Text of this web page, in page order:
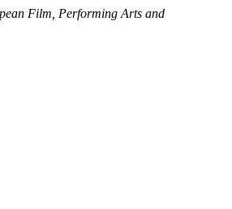
Film, Performing Arts and